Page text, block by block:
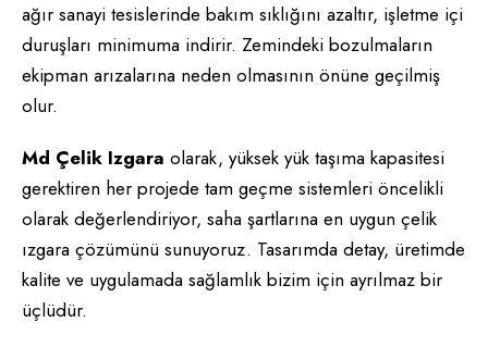
ağır sanayi tesislerinde bakım sıklığını azaltır, işletme içi
duruşları minimuma indirir. Zemindeki bozulmaların
ekipman arızalarına neden olmasının önüne geçilmiş
olur.
Md Çelik Izgara olarak, yüksek yük taşıma kapasitesi
gerektiren her projede tam geçme sistemleri öncelikli
olarak değerlendiriyor, saha şartlarına en uygun çelik
ızgara çözümünü sunuyoruz. Tasarımda detay, üretimde
kalite ve uygulamada sağlamlık bizim için ayrılmaz bir
üçlüdür.